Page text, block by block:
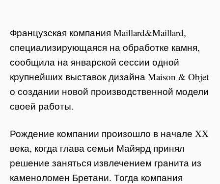
Французская компания Maillard&Maillard,
специализирующаяся на обработке камня,
сообщила на январской сессии одной
крупнейших выставок дизайна Maison & Objet
о создании новой производственной модели
своей работы.
Рождение компании произошло в начале XX
века, когда глава семьи Майярд принял
решение заняться извлечением гранита из
каменоломен Бретани. Тогда компания